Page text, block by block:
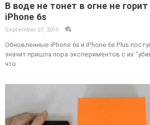
В воде не тонет в огне не
iPhone 6s
September 27, 2015
Обновленные iPhone 6s и iPhone 6s Plus
значит пришла пора экспериментов с их
что